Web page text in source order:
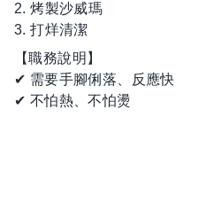
2. 烤製沙威瑪
3. 打烊清潔
【職務說明】
✔ 需要手腳俐落、反應快
✔ 不怕熱、不怕燙